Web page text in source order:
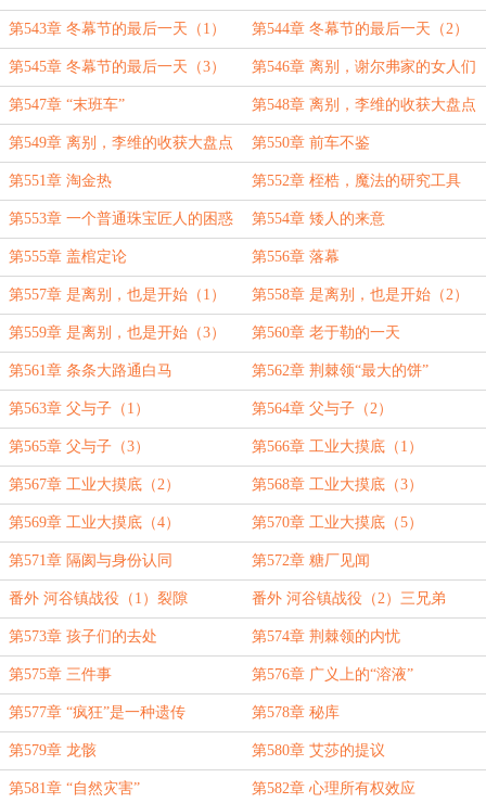
第543章 冬幕节的最后一天（1） 第544章 冬幕节的最后一天（2）
第545章 冬幕节的最后一天（3） 第546章 离别，谢尔弗家的女人们
第547章 “末班车” 第548章 离别，李维的收获大盘点
（1）
第549章 离别，李维的收获大盘点
（2）
第550章 前车不鉴
第551章 淘金热 第552章 桎梏，魔法的研究工具
第553章 一个普通珠宝匠人的困惑 第554章 矮人的来意
第555章 盖棺定论 第556章 落幕
第557章 是离别，也是开始（1） 第558章 是离别，也是开始（2）
第559章 是离别，也是开始（3） 第560章 老于勒的一天
第561章 条条大路通白马 第562章 荆棘领“最大的饼”
第563章 父与子（1） 第564章 父与子（2）
第565章 父与子（3） 第566章 工业大摸底（1）
第567章 工业大摸底（2） 第568章 工业大摸底（3）
第569章 工业大摸底（4） 第570章 工业大摸底（5）
第571章 隔阂与身份认同 第572章 糖厂见闻
番外 河谷镇战役（1）裂隙 番外 河谷镇战役（2）三兄弟
第573章 孩子们的去处 第574章 荆棘领的内忧
第575章 三件事 第576章 广义上的“溶液”
第577章 “疯狂”是一种遗传 第578章 秘库
第579章 龙骸 第580章 艾莎的提议
第581章 “自然灾害” 第582章 心理所有权效应